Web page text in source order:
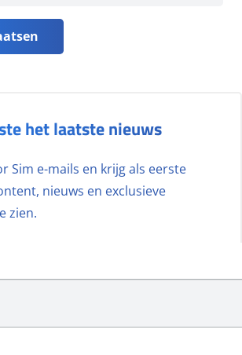
het laatste nieuws
Sim e-mails en krijg als eerste
nieuws en exclusieve
zien.